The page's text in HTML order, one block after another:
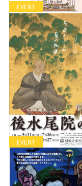
EVENT
EVENT